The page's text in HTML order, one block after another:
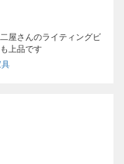
屋さんのライティングビ
上品です